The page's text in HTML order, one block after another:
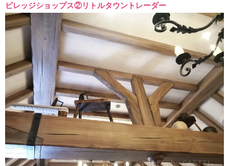
ビレッジショップス②リトルタウントレーダー